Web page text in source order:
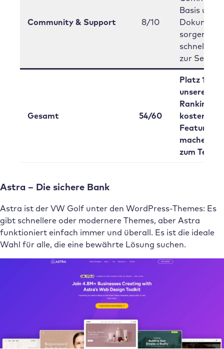
Community & Support 8/10
Basis und
sorgen für
schnelle
zur
Gesamt 54/60
Platz 1 in
unserem
Ranking –
Features
machen
zum
Astra – Die sichere Bank
Astra ist der VW Golf unter den WordPress-Themes: Es
gibt schnellere oder modernere Themes, aber Astra
funktioniert einfach immer und überall. Es ist die ideale
Wahl für alle, die eine bewährte Lösung suchen.